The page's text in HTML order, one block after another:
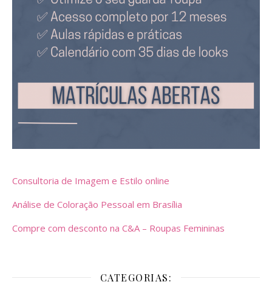
Consultoria de Imagem e Estilo online
Análise de Coloração Pessoal em Brasília
Compre com desconto na C&A – Roupas Femininas
CATEGORIAS: